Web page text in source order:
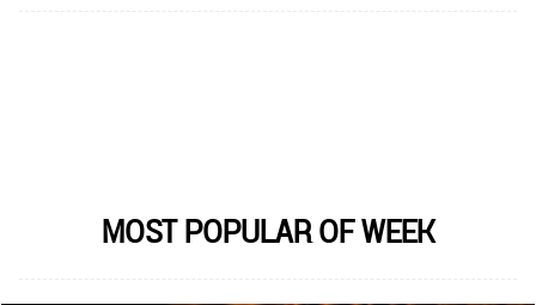
MOST POPULAR OF WEEK